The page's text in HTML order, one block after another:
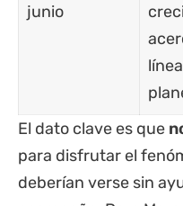
junio
El dato clave es que
para disfrutar el
deberían verse sin